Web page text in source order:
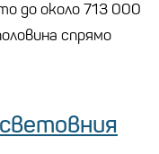
до около 713 000
спрямо
световния